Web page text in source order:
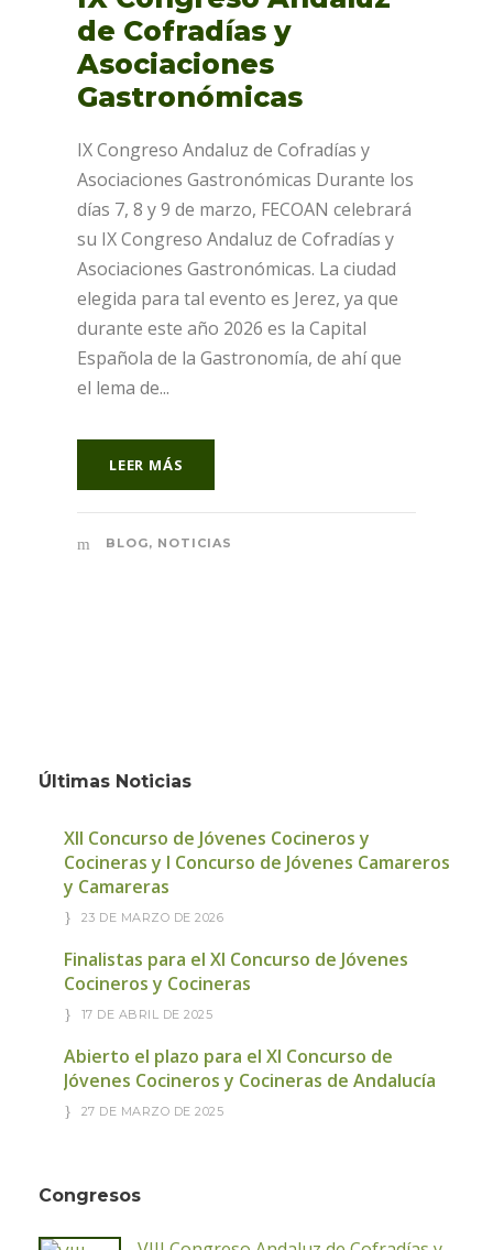
de Cofradías y
Asociaciones
Gastronómicas
IX Congreso Andaluz de Cofradías y
Asociaciones Gastronómicas Durante los
días 7, 8 y 9 de marzo, FECOAN celebrará
su IX Congreso Andaluz de Cofradías y
Asociaciones Gastronómicas. La ciudad
elegida para tal evento es Jerez, ya que
durante este año 2026 es la Capital
Española de la Gastronomía, de ahí que
el lema de...
LEER MÁS
BLOG, NOTICIAS
Últimas Noticias
XII Concurso de Jóvenes Cocineros y
Cocineras y I Concurso de Jóvenes Camareros
y Camareras
23 DE MARZO DE 2026
Finalistas para el XI Concurso de Jóvenes
Cocineros y Cocineras
17 DE ABRIL DE 2025
Abierto el plazo para el XI Concurso de
Jóvenes Cocineros y Cocineras de Andalucía
27 DE MARZO DE 2025
Congresos